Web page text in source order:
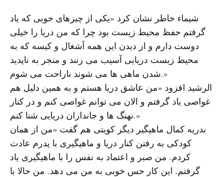
شیماء خاطر نشان کرد «یکی از چیزهای خوبی که یاد
گرفتم حفظ محیط زیست بود چرا که من دریا را خیلی
دوست دارم و از دیدن این همه آشغال و کیسه که به
محیط زیست دریایی آسیب می زنند و منجر به ناپدید
شدن ماهی ها می شوند ناراحت می شوم.»
الرشید افزود «من عاشق دریا هستم و به همین دلیل هم
غواصی یاد گرفتم و الان می توانم غواصی کنم و در کنار
نهنگ ها و جانداران دریایی شنا کنم.»
بدریه کمال ماهیگیر دیگر کویتی هم گفت «من از همان
کودکی به رفتن کنار دریا و ماهیگیری با پدرم عادت
کردم. من صبر و اعتماد به نفس را با ماهیگیری یاد
گرفتم. این کار حس خوبی به من می دهد. من حالا با